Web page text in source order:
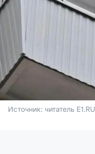
Источник: читатель E1.RU